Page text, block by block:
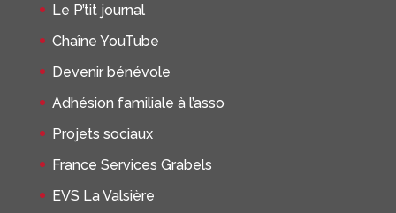
Le P’tit journal
Chaîne YouTube
Devenir bénévole
Adhésion familiale à l’asso
Projets sociaux
France Services Grabels
EVS La Valsière